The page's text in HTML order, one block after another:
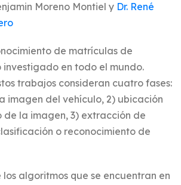
Moreno Montiel y Dr. René
de matrículas de
investigado en todo el mundo.
trabajos consideran cuatro fases:
imagen del vehículo, 2) ubicación
de la imagen, 3) extracción de
o reconocimiento de
algoritmos que se encuentran en